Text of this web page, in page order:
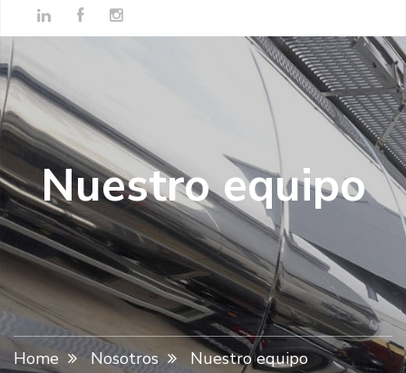
Nuestro equipo
Home Nosotros Nuestro equipo